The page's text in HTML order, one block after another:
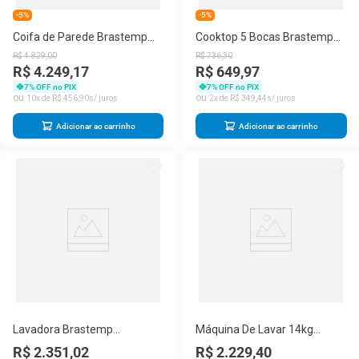
-5%
Coifa de Parede Brastemp
BAE90AP Eclipse Tbox 90Cm
Preta
R$4.829,00
R$ 4.249,17
7% OFF no PIX
10
R$ 456,90
Adicionar ao carrinho
-5%
Cooktop 5 Bocas Brastemp
BDD75BE Mesa de Vidro
Grade de Aço Ferro Aramado
Bivolt Preto
R$736,30
R$ 649,97
7% OFF no PIX
2
R$ 349 44
Adicionar ao carrinho
Lavadora Brastemp
BWJ14AB 14kg Automática
R$ 2.351,02
Máquina De Lavar 14kg
Brastemp Br Com Smart
R$ 2.229,40